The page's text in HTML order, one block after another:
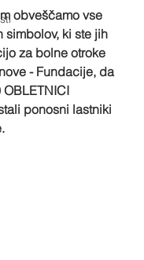
obveščamo vse
simbolov, ki ste jih
za bolne otroke
- Fundacije, da
ponosni lastniki